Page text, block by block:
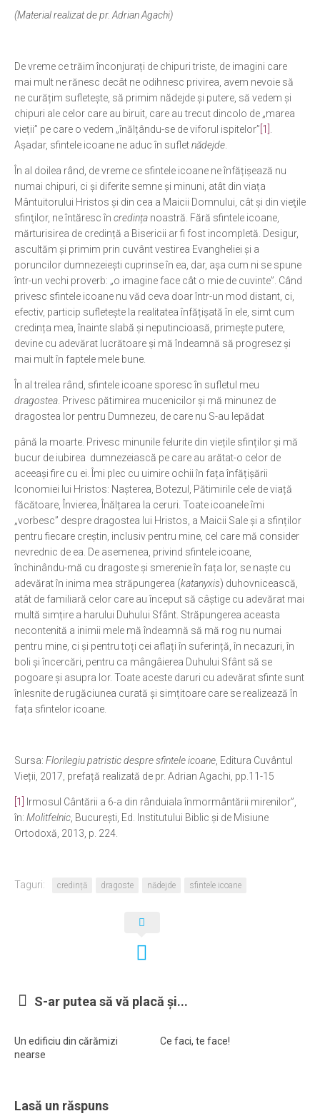
Ortodox în diaspora
Biserici și mănăstiri
Viață curată
Nevoințe contemporane
Familia de azi
Casa curată
Adicții și vindecări
Gadgeturi cu două tăișuri
Bucătărie biblică
Interviuri
Puncte de Vedere
(Material realizat de pr. Adrian Agachi)
De vreme ce trăim înconjurați de chipuri triste, de imagini care
mai mult ne rănesc decât ne odihnesc privirea, avem nevoie să
ne curățim sufletește, să primim nădejde și putere, să vedem și
chipuri ale celor care au biruit, care au trecut dincolo de „marea
vieții” pe care o vedem „înălțându-se de viforul ispitelor” [1]
Așadar, sfintele icoane ne aduc în sufletnădejde
În al doilea rând, de vreme ce sfintele icoane ne înfățișează nu
numai chipuri, ci și diferite semne și minuni, atât din viața
Mântuitorului Hristos și din cea a Maicii Domnului, cât și din vieţile
sfinţilor, ne întăresc în credința noastră. Fără sfintele icoane,
mărturisirea de credință a Bisericii ar fi fost incompletă. Desigur,
ascultăm și primim prin cuvânt vestirea Evangheliei și a
poruncilor dumnezeiești cuprinse în ea, dar, așa cum ni se spune
într-un vechi proverb: „o imagine face cât o mie de cuvinte”. Când
privesc sfintele icoane nu văd ceva doar într-un mod distant, ci,
efectiv, particip sufletește la realitatea înfățișată în ele, simt cum
credința mea, înainte slabă și neputincioasă, primeşte putere,
devine cu adevărat lucrătoare și mă îndeamnă să progresez și
mai mult în faptele mele bune.
În al treilea rând, sfintele icoane sporesc în sufletul meu
dragostea . Privesc pătimirea mucenicilor și mă minunez de
dragostea lor pentru Dumnezeu, de care nu S-au lepădat
până la moarte. Privesc minunile felurite din viețile sfinților și mă
bucur de iubirea dumnezeiască pe care au arătat-o celor de
aceeași fire cu ei. Îmi plec cu uimire ochii în fața înfățișării
Iconomiei lui Hristos: Nașterea, Botezul, Pătimirile cele de viață
făcătoare, Învierea, Înălțarea la ceruri. Toate icoanele îmi
„vorbesc” despre dragostea lui Hristos, a Maicii Sale și a sfinților
pentru fiecare creștin, inclusiv pentru mine, cel care mă consider
nevrednic de ea. De asemenea, privind sfintele icoane,
închinându-mă cu dragoste și smerenie în fața lor, se naște cu
adevărat în inima mea străpungerea (katanyxis) duhovnicească,
atât de familiară celor care au început să câștige cu adevărat mai
multă simțire a harului Duhului Sfânt. Străpungerea aceasta
necontenită a inimii mele mă îndeamnă să mă rog nu numai
pentru mine, ci și pentru toți cei aflați în suferință, în necazuri, în
boli și încercări, pentru ca mângâierea Duhului Sfânt să se
pogoare și asupra lor. Toate aceste daruri cu adevărat sfinte sunt
înlesnite de rugăciunea curată și simțitoare care se realizează în
fața sfintelor icoane.
Sursa: Florilegiu patristic despre sfintele icoane , Editura Cuvântul
Vieții, 2017, prefață realizată de pr. Adrian Agachi, pp.11-15
[1]
Irmosul Cântării a 6-a din rânduiala înmormântării mirenilor”,
în: Molitfelnic , București, Ed. Institutului Biblic și de Misiune
Ortodoxă, 2013, p. 224.
Taguri: credință dragoste nădejde sfintele icoane
S-ar putea să vă placă și...
Un edificiu din cărămizi
nearse
Ce faci, te face!
Lasă un răspuns